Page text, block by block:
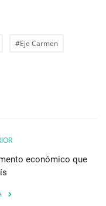
#Eje Carmen
económico que